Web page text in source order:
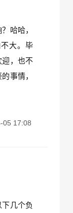
哈哈，
大。毕
迎，也不
事情，
05 17:08
几个负